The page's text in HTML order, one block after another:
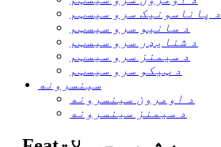
د پاناسونیک سرو سیسټم
د سانیو سرو سیسټم
د شنایډر سرو سیسټم
د سیمنز سرو سیسټم
د ټیکو سرو سیسټم
سینسرونه
د اومرون سینسرونه
د سیمنز سینسرونه